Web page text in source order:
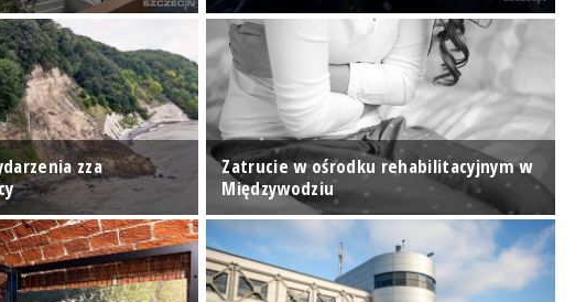
zza
Zatrucie w ośrodku rehabilitacyjnym w
Międzywodziu